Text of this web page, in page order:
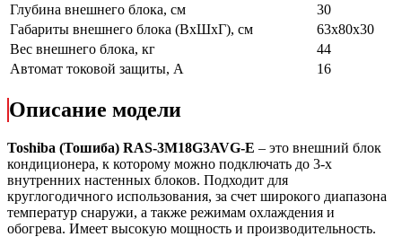
Глубина внешнего блока, см
30
Габариты внешнего блока (ВхШхГ), см
63x80x30
Вес внешнего блока, кг
44
Автомат токовой защиты, А
16
Описание модели
Toshiba (Тошиба) RAS-3M18G3AVG-E – это внешний блок
кондиционера, к которому можно подключать до 3-х
внутренних настенных блоков. Подходит для
круглогодичного использования, за счет широкого диапазона
температур снаружи, а также режимам охлаждения и
обогрева. Имеет высокую мощность и производительность.